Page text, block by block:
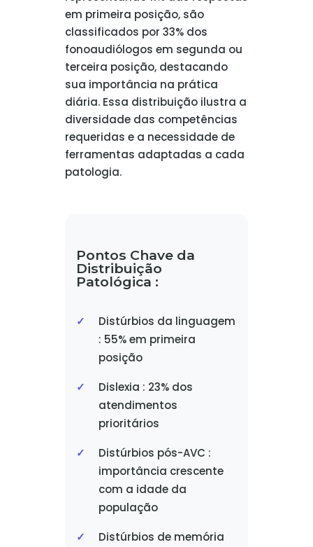
em primeira posição, são
classificados por 33% dos
fonoaudiólogos em segunda ou
terceira posição, destacando
sua importância na prática
diária. Essa distribuição ilustra a
diversidade das competências
requeridas e a necessidade de
ferramentas adaptadas a cada
patologia.
Pontos Chave da
Distribuição
Patológica :
Distúrbios da linguagem
: 55% em primeira
posição
Dislexia : 23% dos
atendimentos
prioritários
Distúrbios pós-AVC :
importância crescente
com a idade da
população
Distúrbios de memória